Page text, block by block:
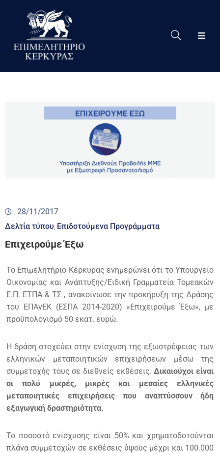
Το
Eπιμελητήριο
28/11/2017
Δελτία τύπου Επιδοτούμενα Προγράμματα
Επιχειρούμε Έξω
Το Επιμελητήριο Κέρκυρας ενημερώνει ότι το Υπουργείο
Οικονομίας και Ανάπτυξης/Ειδική Γραμματεία Τομεακών
Ε.Π. ΕΤΠΑ & ΤΣ , ανακοίνωσε την προκήρυξη της Δράσης
του ΕΠΑνΕΚ (ΕΣΠΑ 2014-2020) «Επιχειρούμε Έξω», με
προϋπoλογισμό 50 εκατ. ευρώ.
Η δράση στοχεύει στην ενίσχυση της εξωστρέφειας των
ελληνικών μεταποιητικών επιχειρήσεων μέσω της
συμμετοχής τους σε διεθνείς εκθέσεις.Δικαιούχοι είναι
οι πολύ μικρές, μικρές και μεσαίες ελληνικές
μεταποιητικές επιχειρήσεις που αναπτύσσουν ήδη
εξαγωγική δραστηριότητα.
Το ποσοστό ενίσχυσης είναι 50% και χρηματοδοτούνται
πλάνα συμμετοχών σε εκθέσεις ύψους μέχρι και 100.000